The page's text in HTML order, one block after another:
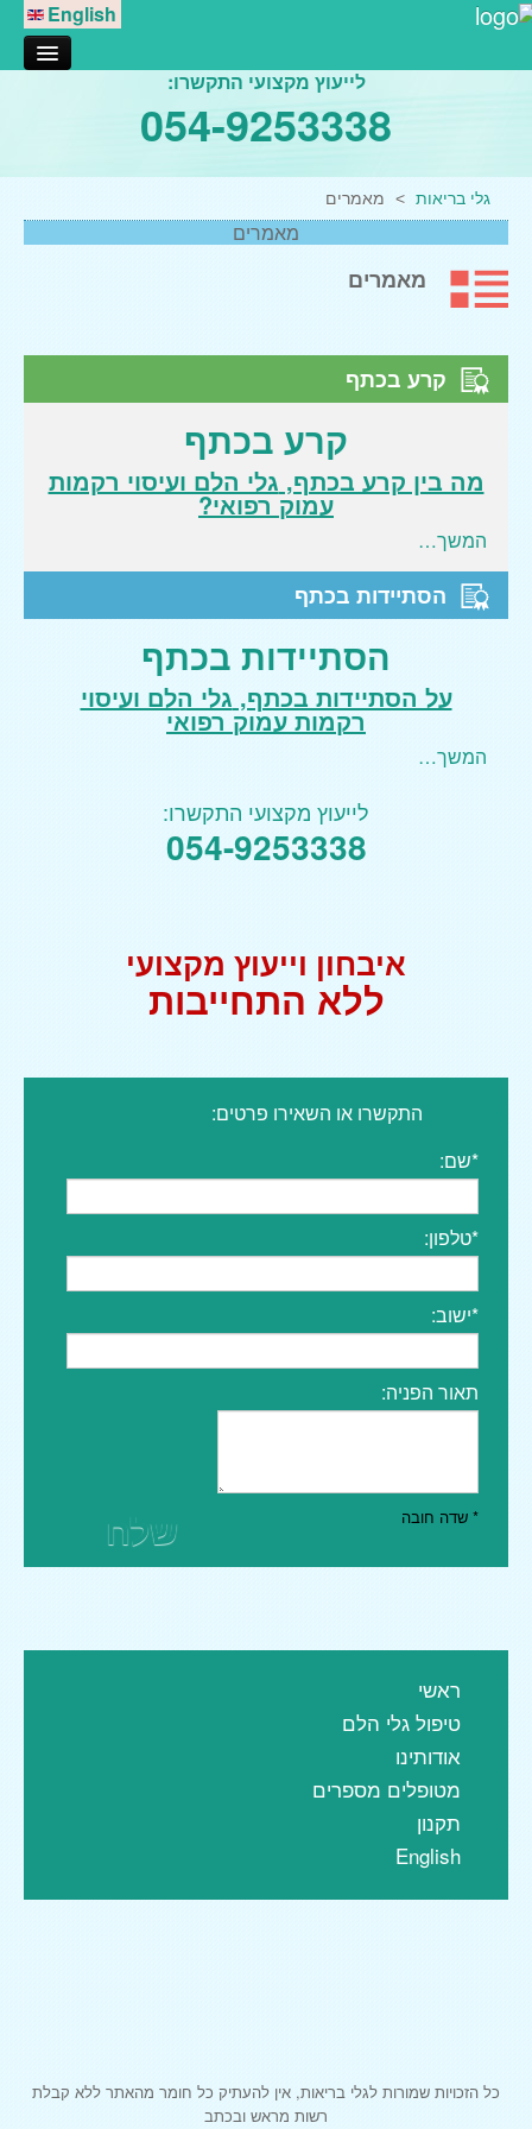
טיפול בגלי הלם
דורבן בעקב
דלקת במרפק
דלקות בכתף
גלי הלם נתניה
גלי הלם רעננה
עיסוי רפואי
שיאצו וטווינא
עיסוי לנשים בהריון
מטופלים מספרים
הסתיידות בכתף
English
לייעוץ מקצועי התקשרו:
054-9253338
גלי בריאות > מאמרים
מאמרים
מאמרים
קרע בכתף
קרע בכתף
מה בין קרע בכתף, גלי הלם ועיסוי רקמות
עמוק רפואי?
המשך…
הסתיידות בכתף
הסתיידות בכתף
על הסתיידות בכתף, גלי הלם ועיסוי
רקמות עמוק רפואי
המשך…
לייעוץ מקצועי התקשרו:
054-9253338
איבחון וייעוץ מקצועי
ללא התחייבות
התקשרו או השאירו פרטים:
*שם:
*טלפון:
*ישוב:
תאור הפניה:
שלח * שדה חובה
ראשי
טיפול גלי הלם
אודותינו
מטופלים מספרים
תקנון
English
כל הזכויות שמורות לגלי בריאות, אין להעתיק כל חומר מהאתר ללא קבלת
רשות מראש ובכתב